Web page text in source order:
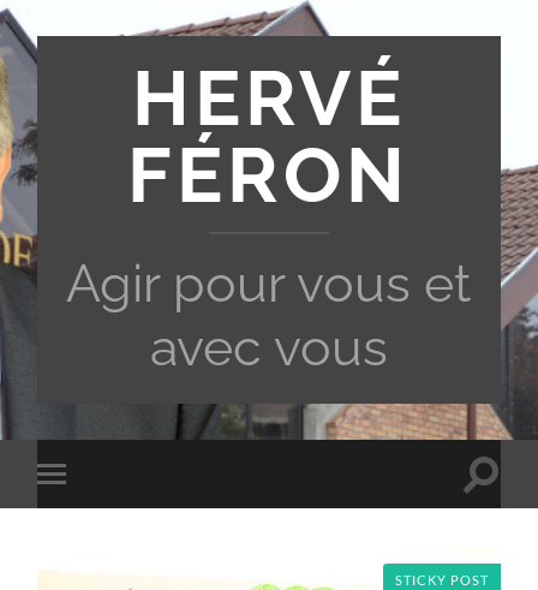
HERVÉ
FÉRON
Agir pour vous et
avec vous
Toggle
mobile
Toggle
STICKY POST